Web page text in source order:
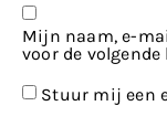
Mijn naam, e-
voor de
Stuur mij een